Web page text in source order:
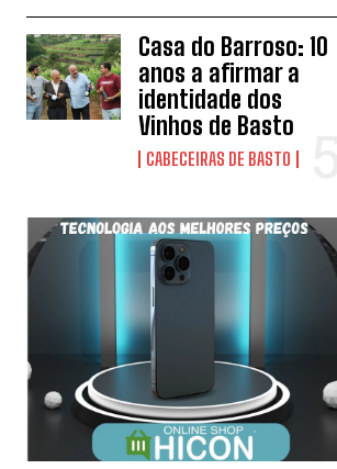
Casa do Barroso: 10
anos a afirmar a
identidade dos
Vinhos de Basto
CABECEIRAS DE BASTO